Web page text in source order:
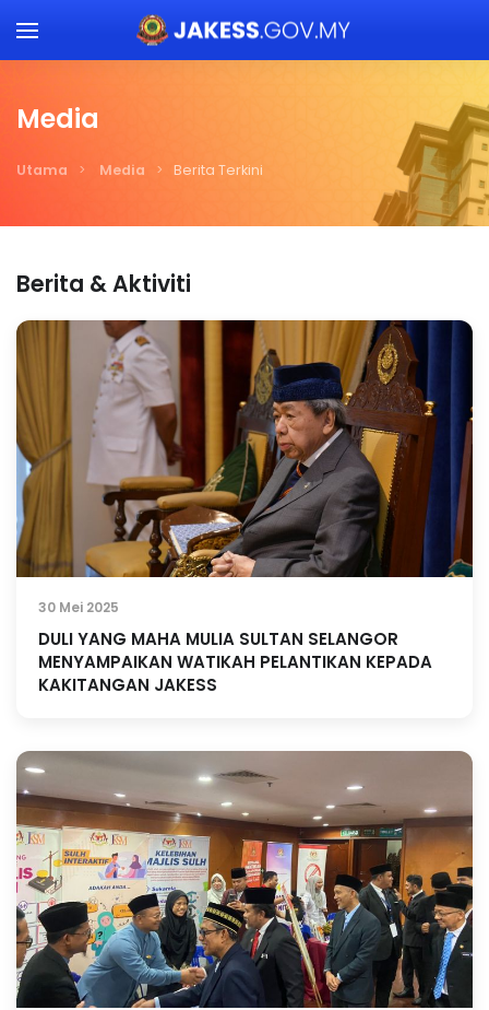
Skip to main content
Media
Utama Media Berita Terkini
Berita & Aktiviti
30 Mei 2025
DULI YANG MAHA MULIA SULTAN SELANGOR
MENYAMPAIKAN WATIKAH PELANTIKAN KEPADA
KAKITANGAN JAKESS